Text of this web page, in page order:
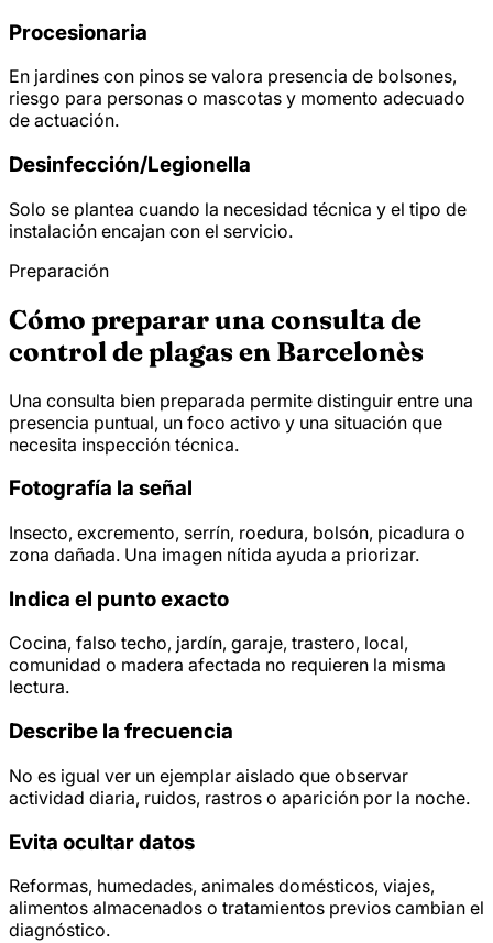
Procesionaria
En jardines con pinos se valora presencia de bolsones,
riesgo para personas o mascotas y momento adecuado
de actuación.
Desinfección/Legionella
Solo se plantea cuando la necesidad técnica y el tipo de
instalación encajan con el servicio.
Preparación
Cómo preparar una consulta de
control de plagas en Barcelonès
Una consulta bien preparada permite distinguir entre una
presencia puntual, un foco activo y una situación que
necesita inspección técnica.
Fotografía la señal
Insecto, excremento, serrín, roedura, bolsón, picadura o
zona dañada. Una imagen nítida ayuda a priorizar.
Indica el punto exacto
Cocina, falso techo, jardín, garaje, trastero, local,
comunidad o madera afectada no requieren la misma
lectura.
Describe la frecuencia
No es igual ver un ejemplar aislado que observar
actividad diaria, ruidos, rastros o aparición por la noche.
Evita ocultar datos
Reformas, humedades, animales domésticos, viajes,
alimentos almacenados o tratamientos previos cambian el
diagnóstico.